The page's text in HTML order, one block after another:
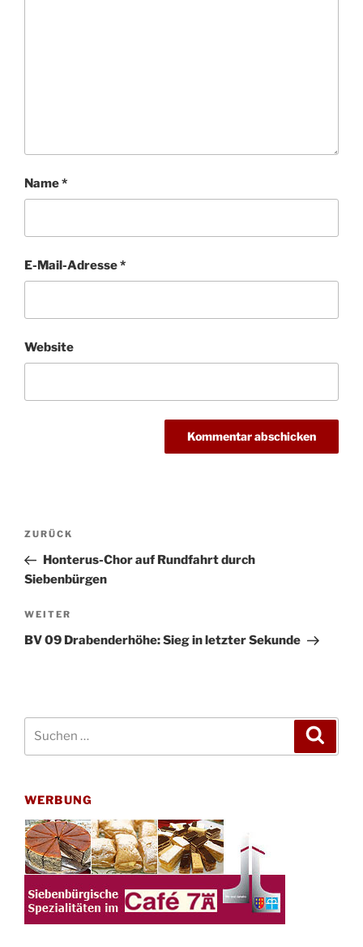
Name*
E-Mail-Adresse*
Website
Beitragsnavigation
Vorheriger
Beitrag
ZURÜCK
Honterus-Chor auf Rundfahrt durch
Siebenbürgen
Nächster
Beitrag
WEITER
BV 09 Drabenderhöhe: Sieg in letzter Sekunde
WERBUNG